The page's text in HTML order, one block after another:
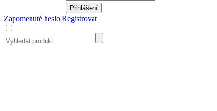
Zapomenuté heslo Registrovat